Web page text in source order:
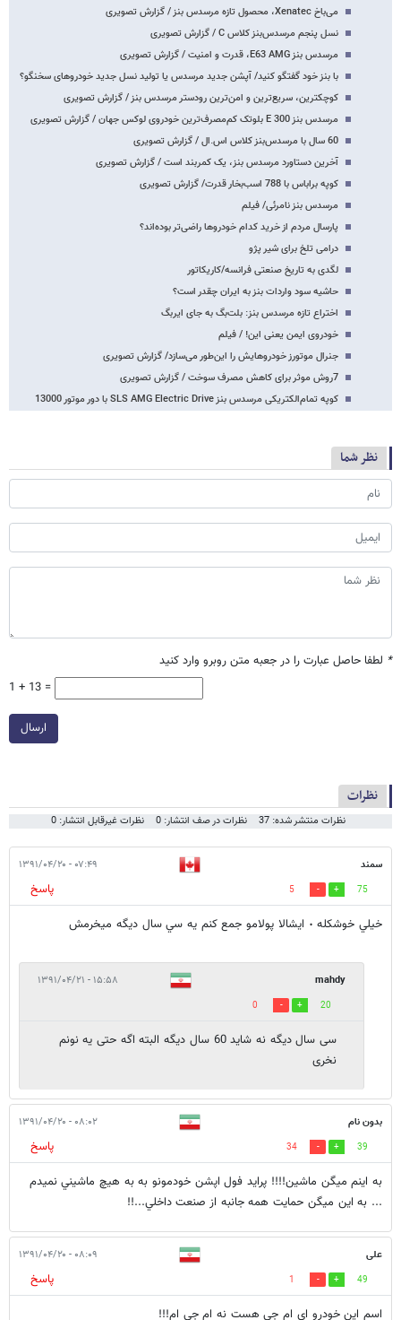
می‌باخ Xenatec، محصول تازه مرسدس بنز / گزارش تصویری
نسل پنجم مرسدس‌بنز کلاس C / گزارش تصویری
مرسدس بنز E63 AMG، قدرت و امنیت / گزارش تصویری
با بنز خود گفتگو کنید/ آپشن جدید مرسدس یا تولید نسل جدید خودروهای سخنگو؟
کوچکترین، سریع‌ترین و امن‌ترین رودستر مرسدس بنز / گزارش تصویری
مرسدس بنز E 300 بلوتک کم‌مصرف‌ترین خودروی لوکس جهان / گزارش تصویری
60 سال با مرسدس‌بنز کلاس اس.ال / گزارش تصویری
آخرین دستاورد مرسدس بنز، یک کمربند است / گزارش تصویری
کوپه براباس با 788 اسب‌بخار قدرت/ گزارش تصویری
مرسدس بنز نامرئی/ فیلم
پارسال مردم از خرید کدام خودروها راضی‌تر بوده‌اند؟
درامی تلخ برای شیر پژو
لگدی به تاریخ صنعتی فرانسه/کاریکاتور
حاشیه سود واردات بنز به ایران چقدر است؟
اختراع تازه مرسدس بنز: بلت‌بگ به جای ایربگ
خودروی ایمن یعنی این! / فیلم
جنرال موتورز خودروهایش را این‌طور می‌سازد/ گزارش تصویری
7روش موثر برای کاهش مصرف سوخت / گزارش تصویری
کوپه تمام‌الکتریکی مرسدس بنز SLS AMG Electric Drive با دور موتور 13000
نظر شما
* لطفا حاصل عبارت را در جعبه متن روبرو وارد کنید
1 + 13 =
ارسال
نظرات
نظرات منتشر شده: 37 نظرات در صف انتشار: 0 نظرات غیرقابل انتشار: 0
سمند ۰۷:۴۹ - ۱۳۹۱/۰۴/۲۰
75
5
پاسخ
خيلي خوشكله ٠ ايشالا پولامو جمع كنم يه سي سال ديگه ميخرمش
mahdy ۱۵:۵۸ - ۱۳۹۱/۰۴/۲۱
20
0
سی سال دیگه نه شاید 60 سال دیگه البته اگه حتی یه نونم
نخری
بدون نام ۰۸:۰۲ - ۱۳۹۱/۰۴/۲۰
39
34
پاسخ
به اينم ميگن ماشين!!!! پرايد فول اپشن خودمونو به به هيچ ماشيني نميدم
... به اين ميگن حمايت همه جانبه از صنعت داخلي...!!
علی ۰۸:۰۹ - ۱۳۹۱/۰۴/۲۰
49
1
پاسخ
اسم این خودرو ای ام جی هست نه ام جی ام!!!